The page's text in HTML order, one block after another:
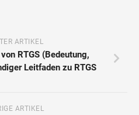
ARTIKEL
RTGS (Bedeutung,
Leitfaden zu RTGS
ARTIKEL